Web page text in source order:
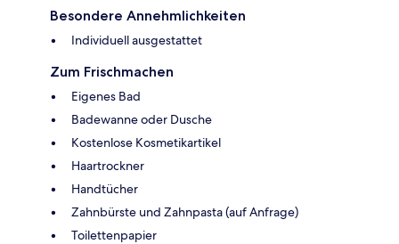
Besondere Annehmlichkeiten
Individuell ausgestattet
Zum Frischmachen
Eigenes Bad
Badewanne oder Dusche
Kostenlose Kosmetikartikel
Haartrockner
Handtücher
Zahnbürste und Zahnpasta (auf Anfrage)
Toilettenpapier